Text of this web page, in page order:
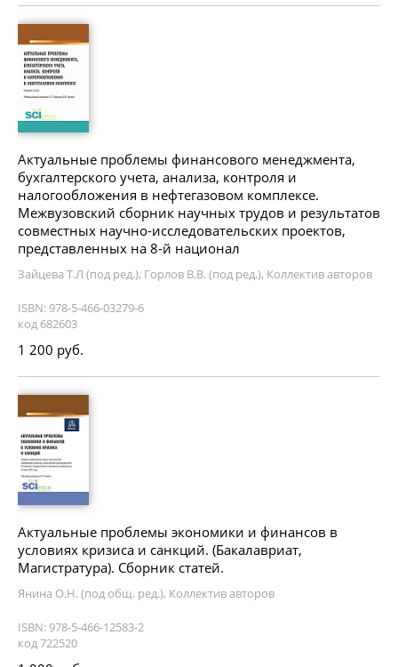
Актуальные проблемы финансового менеджмента,
бухгалтерского учета, анализа, контроля и
налогообложения в нефтегазовом комплексе.
Межвузовский сборник научных трудов и результатов
совместных научно-исследовательских проектов,
представленных на 8-й национал
Зайцева Т.Л (под ред.), Горлов В.В. (под ред.), Коллектив авторов
ISBN: 978-5-466-03279-6
код 682603
1 200 руб.
Актуальные проблемы экономики и финансов в
условиях кризиса и санкций. (Бакалавриат,
Магистратура). Сборник статей.
Янина О.Н. (под общ. ред.), Коллектив авторов
ISBN: 978-5-466-12583-2
код 722520